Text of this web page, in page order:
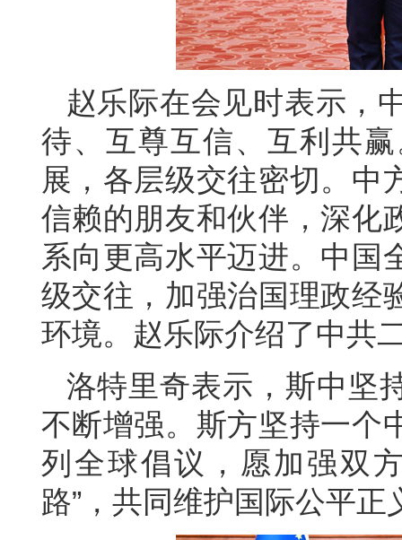
赵乐际在会见时表示，
待、互尊互信、互利共
展，各层级交往密切。中
信赖的朋友和伙伴，深化
系向更高水平迈进。中国
级交往，加强治国理政经
环境。赵乐际介绍了中共
洛特里奇表示，斯中坚
不断增强。斯方坚持一个
列全球倡议，愿加强双
路”，共同维护国际公平正